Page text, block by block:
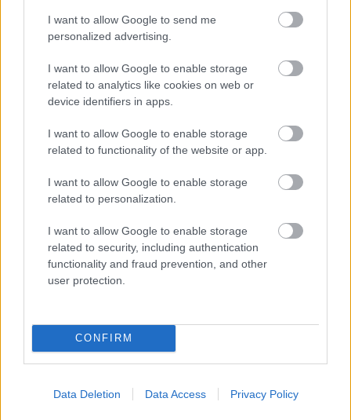
I want to allow Google to send me
personalized advertising.
I want to allow Google to enable storage
related to analytics like cookies on web or
device identifiers in apps.
I want to allow Google to enable storage
related to functionality of the website or app.
I want to allow Google to enable storage
related to personalization.
I want to allow Google to enable storage
related to security, including authentication
functionality and fraud prevention, and other
user protection.
CONFIRM
Data Deletion Data Access Privacy Policy
Last minute és hulladékmentes
színesötletek_team •2024. május 02.
Az anyák napi ajándékozás legalapvetőbb tétele a
valamit, amivel örömet szerezhetünk ...